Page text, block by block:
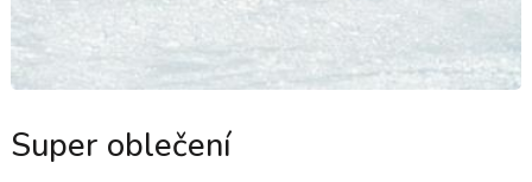
Super oblečení